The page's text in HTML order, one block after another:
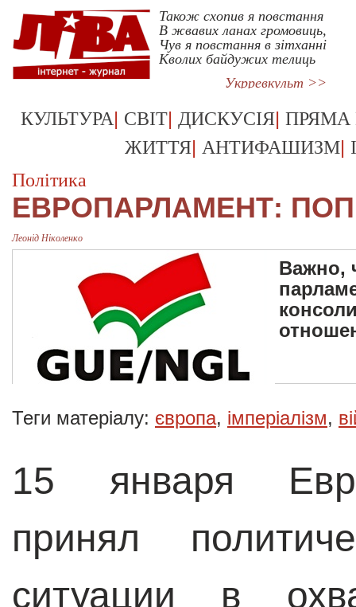
Також схопив я повстання
В жвавих ланах громовиць,
Чув я повстання в зітханні
Кволих байдужих телиць
Укрревкульт >>
КУЛЬТУРА| СВІТ| ДИСКУСІЯ| ПРЯМА
ЖИТТЯ| АНТИФАШИЗМ|
Політика
ЕВРОПАРЛАМЕНТ:
Леонід Ніколенко
Важно,
Теги матеріалу: європа, імперіалізм,
15 января
принял
ситуации в